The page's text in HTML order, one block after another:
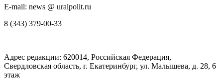
E-mail: news @ uralpolit.ru
8 (343) 379-00-33
Адрес редакции: 620014, Российская Федерация,
Свердловская область, г. Екатеринбург, ул. Малышева, д. 28, 6
этаж